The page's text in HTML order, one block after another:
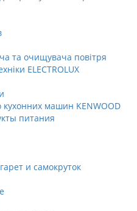
та очищувача повітря
ELECTROLUX
кухонних машин KENWOOD
питания
и самокруток